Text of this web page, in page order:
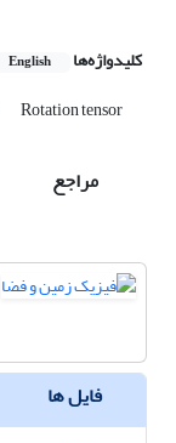
کلیدواژه‌ها English
Rotation tensor
مراجع
فایل ها